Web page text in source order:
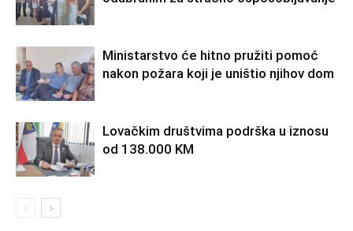
Ministarstvo će hitno pružiti pomoć
nakon požara koji je uništio njihov dom
Lovačkim društvima podrška u iznosu
od 138.000 KM